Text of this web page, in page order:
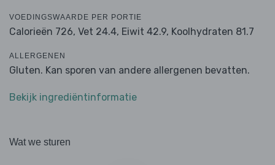
VOEDINGSWAARDE PER PORTIE
Calorieën 726, Vet 24.4, Eiwit 42.9, Koolhydraten 81.7
ALLERGENEN
Gluten. Kan sporen van andere allergenen bevatten.
Bekijk ingrediëntinformatie
Wat we sturen